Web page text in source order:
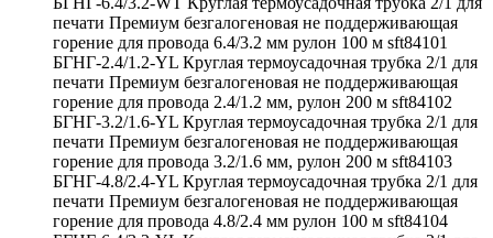
печати Премиум безгалогеновая не поддерживающая
горение для провода 6.4/3.2 мм рулон 100 м sft84101
БГНГ-2.4/1.2-YL Круглая термоусадочная трубка 2/1 для
печати Премиум безгалогеновая не поддерживающая
горение для провода 2.4/1.2 мм, рулон 200 м sft84102
БГНГ-3.2/1.6-YL Круглая термоусадочная трубка 2/1 для
печати Премиум безгалогеновая не поддерживающая
горение для провода 3.2/1.6 мм, рулон 200 м sft84103
БГНГ-4.8/2.4-YL Круглая термоусадочная трубка 2/1 для
печати Премиум безгалогеновая не поддерживающая
горение для провода 4.8/2.4 мм рулон 100 м sft84104